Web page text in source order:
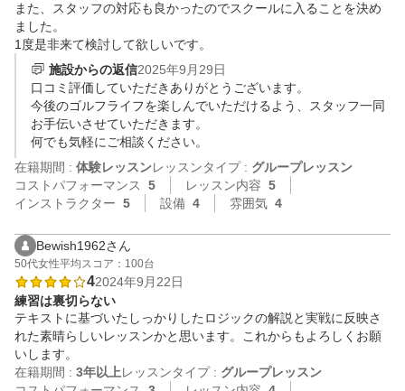
また、スタッフの対応も良かったのでスクールに入ることを決め
ました。
1度是非来て検討して欲しいです。
施設からの返信2025年9月29日
口コミ評価していただきありがとうございます。
今後のゴルフライフを楽しんでいただけるよう、スタッフ一同
お手伝いさせていただきます。
何でも気軽にご相談ください。
在籍期間 : 体験レッスンレッスンタイプ : グループレッスン
コストパフォーマンス
5 レッスン内容 5
インストラクター 5 設備 4 雰囲気 4
Bewish1962さん
50代女性平均スコア：100台
42024年9月22日
練習は裏切らない
テキストに基づいたしっかりしたロジックの解説と実戦に反映さ
れた素晴らしいレッスンかと思います。これからもよろしくお願
いします。
在籍期間 : 3年以上レッスンタイプ : グループレッスン